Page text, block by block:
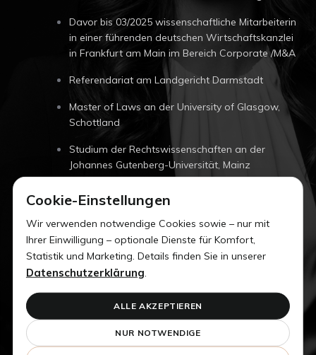
Davor bis 03/2025 wissenschaftliche Mitarbeiterin
in einer führenden deutschen Wirtschaftskanzlei
in Frankfurt am Main im Bereich Corporate /M&A
Referendariat am Landgericht Darmstadt
Master of Laws an der University of Glasgow,
Schottland
Studium der Rechtswissenschaften an der
Johannes Gutenberg-Universität, Mainz
Gesellschaftsrecht
Mergers & Acquisitions
Private Equity & Venture Capital
+49 69 2474659 44
Cookie-Einstellungen
Wir verwenden notwendige Cookies sowie – nur mit
Ihrer Einwilligung – optionale Dienste für Komfort,
Statistik und Marketing. Details finden Sie in unserer
Datenschutzerklärung
ALLE AKZEPTIEREN
NUR NOTWENDIGE